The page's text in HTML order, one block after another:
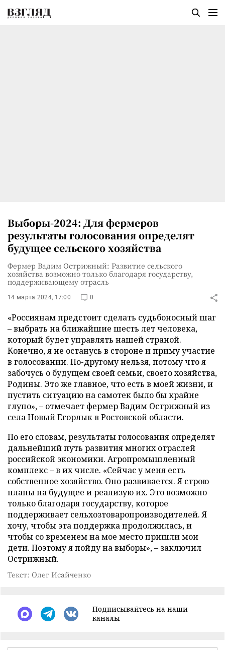
Выборы-2024: Для фермеров
результаты голосования определят
будущее сельского хозяйства
Фермер Вадим Острижный: Развитие сельского
хозяйства возможно только благодаря государству,
поддерживающему отрасль
14 марта 2024, 17:00 0
«Россиянам предстоит сделать судьбоносный шаг
– выбрать на ближайшие шесть лет человека,
который будет управлять нашей страной.
Конечно, я не останусь в стороне и приму участие
в голосовании. По-другому нельзя, потому что я
забочусь о будущем своей семьи, своего хозяйства,
Родины. Это же главное, что есть в моей жизни, и
пустить ситуацию на самотек было бы крайне
глупо», – отмечает фермер Вадим Острижный из
села Новый Егорлык в Ростовской области.
По его словам, результаты голосования определят
дальнейший путь развития многих отраслей
российской экономики. Агропромышленный
комплекс – в их числе. «Сейчас у меня есть
собственное хозяйство. Оно развивается. Я строю
планы на будущее и реализую их. Это возможно
только благодаря государству, которое
поддерживает сельхозтоваропроизводителей. Я
хочу, чтобы эта поддержка продолжилась, и
чтобы со временем на мое место пришли мои
дети. Поэтому я пойду на выборы», – заключил
Острижный.
Текст: Олег Исайченко
Подписывайтесь на наши
каналы